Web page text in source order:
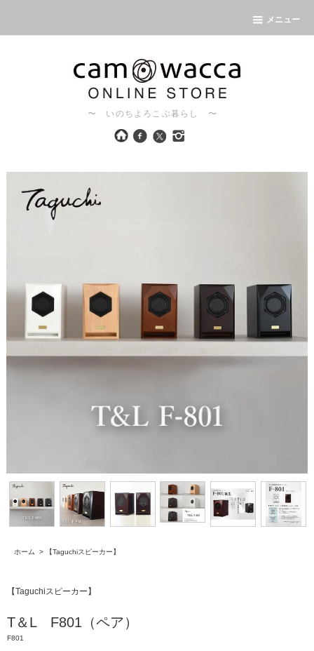
メニュー
〜 いのちよろこぶ暮らし 〜
ホーム > 【Taguchiスピーカー】
【Taguchiスピーカー】
T＆L F801（ペア）
F801